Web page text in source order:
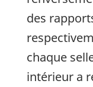
des
chaque
intérieur a